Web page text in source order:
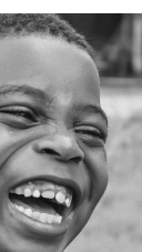
de los
y
todo el
Derechos del
o utilizar en
flagelo.